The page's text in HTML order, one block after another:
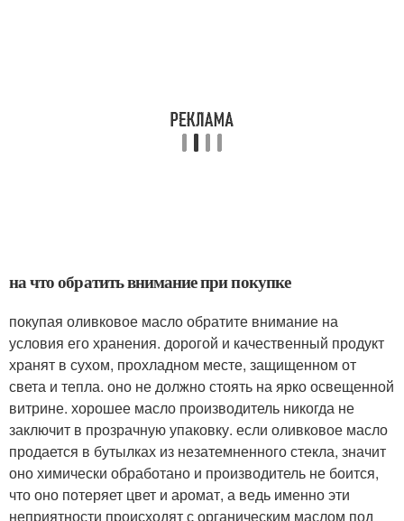
на что обратить внимание при покупке
покупая оливковое масло обратите внимание на
условия его хранения. дорогой и качественный продукт
хранят в сухом, прохладном месте, защищенном от
света и тепла. оно не должно стоять на ярко освещенной
витрине. хорошее масло производитель никогда не
заключит в прозрачную упаковку. если оливковое масло
продается в бутылках из незатемненного стекла, значит
оно химически обработано и производитель не боится,
что оно потеряет цвет и аромат, а ведь именно эти
неприятности происходят с органическим маслом под